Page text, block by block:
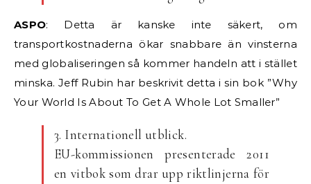
ASPO: Detta är kanske inte säkert, om
transportkostnaderna ökar snabbare än vinsterna
med globaliseringen så kommer handeln att i stället
minska. Jeff Rubin har beskrivit detta i sin bok ”Why
Your World Is About To Get A Whole Lot Smaller”
3. Internationell utblick.
EU-kommissionen presenterade 2011
en vitbok som drar upp riktlinjerna för